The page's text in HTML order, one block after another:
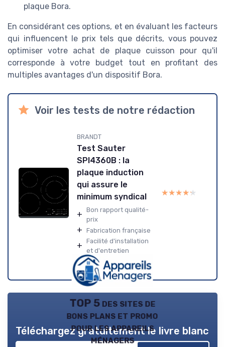
plaque Bora.
En considérant ces options, et en évaluant les facteurs
qui influencent le prix tels que décrits, vous pouvez
optimiser votre achat de plaque cuisson pour qu'il
corresponde à votre budget tout en profitant des
multiples avantages d'un dispositif Bora.
Voir les tests de notre rédaction
BRANDT
Test Sauter
SPI4360B : la
plaque induction
qui assure le
minimum syndical
+ Bon rapport qualité-
prix
+ Fabrication française
+ Facilité d'installation
et d'entretien
★★★★★
★★★★★
TOP 5 des sites de
bons plans et promo
pour les appareils
ménagers
Téléchargez gratuitement le livre blanc